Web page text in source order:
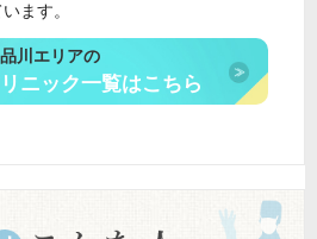
ます。
品川エリアの
ニック一覧はこちら